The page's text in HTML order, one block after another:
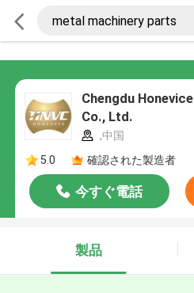
Chengdu
Co., Ltd.
,中国
5.0
確認された製造者
今すぐ電話
製品